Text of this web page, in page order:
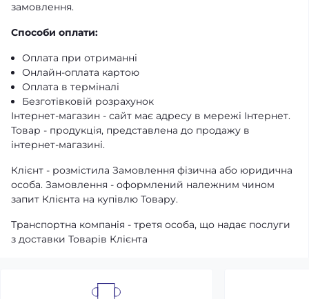
замовлення.
Способи оплати:
Оплата при отриманні
Онлайн-оплата картою
Оплата в терміналі
Безготівковій розрахунок
Інтернет-магазин - сайт має адресу в мережі Інтернет.
Товар - продукція, представлена ​​до продажу в
інтернет-магазині.
Клієнт - розмістила Замовлення фізична або юридична
особа. Замовлення - оформлений належним чином
запит Клієнта на купівлю Товару.
Транспортна компанія - третя особа, що надає послуги
з доставки Товарів Клієнта